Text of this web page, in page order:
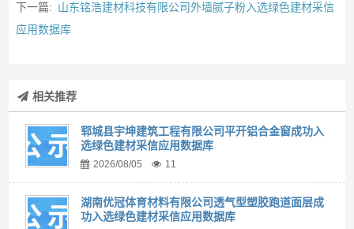
下一篇: 山东铭浩建材科技有限公司外墙腻子粉入选绿色建材采信
应用数据库
相关推荐
郓城县宇坤建筑工程有限公司平开铝合金窗成功入
选绿色建材采信应用数据库
2026/08/05 11
湖南优冠体育材料有限公司透气型塑胶跑道面层成
功入选绿色建材采信应用数据库